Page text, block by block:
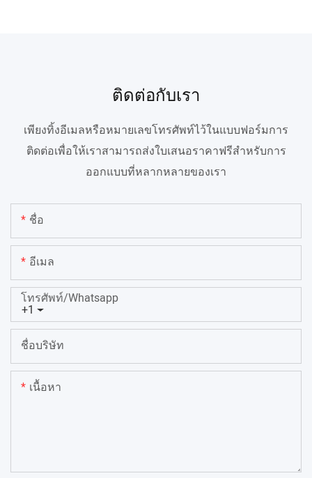
ติดต่อกับเรา
เพียงทิ้งอีเมลหรือหมายเลขโทรศัพท์ไว้ในแบบฟอร์มการ
ติดต่อเพื่อให้เราสามารถส่งใบเสนอราคาฟรีสำหรับการ
ออกแบบที่หลากหลายของเรา
ชื่อ
อีเมล
+1
โทรศัพท์/whatsapp
ชื่อบริษัท
เนื้อหา